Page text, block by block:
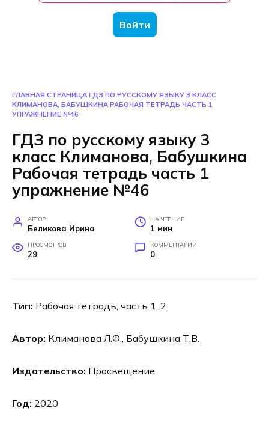
Войти
ГЛАВНАЯ СТРАНИЦА ГДЗ ПО РУССКОМУ ЯЗЫКУ 3 КЛАСС
КЛИМАНОВА, БАБУШКИНА РАБОЧАЯ ТЕТРАДЬ ЧАСТЬ 1
УПРАЖНЕНИЕ №46
ГДЗ по русскому языку 3
класс Климанова, Бабушкина
Рабочая тетрадь часть 1
упражнение №46
АВТОР
Беликова Ирина
НА ЧТЕНИЕ
1 мин
ПРОСМОТРОВ
29
КОММЕНТАРИИ
0
Тип: Рабочая тетрадь, часть 1, 2
Автор: Климанова Л.Ф., Бабушкина Т.В.
Издательство: Просвещение
Год: 2020